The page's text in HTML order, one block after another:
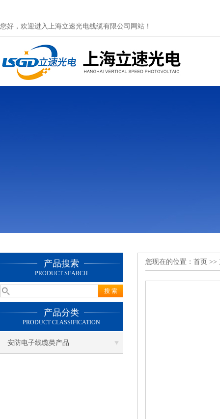
您好，欢迎进入上海立速光电线缆有限公司网站！
产品搜索
PRODUCT SEARCH
产品分类
PRODUCT CLASSIFICATION
安防电子线缆类产品
您现在的位置： 首页 >>